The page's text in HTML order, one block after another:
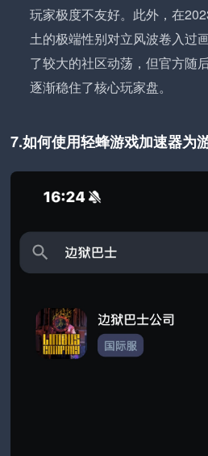
玩家极度不友好。此外，在
土的极端性别对立风波卷入过
了较大的社区动荡，但官方随
逐渐稳住了核心玩家盘。
7.如何使用轻蜂游戏加速器为